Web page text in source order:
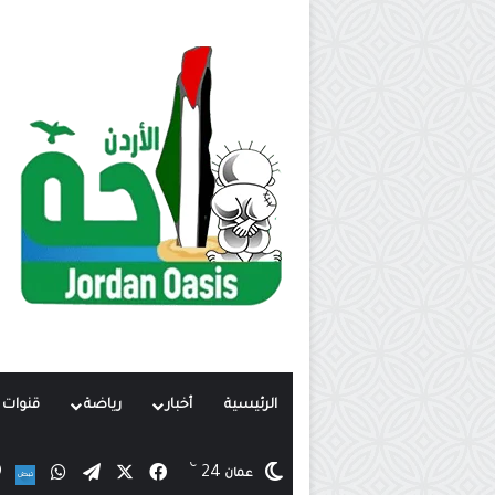
الرئيسية أخبار رياضة قنوات
عمان 24
℃ فيسبوك تيلقرام